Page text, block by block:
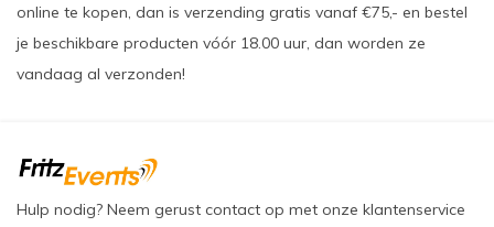
online te kopen, dan is verzending gratis vanaf €75,- en bestel
je beschikbare producten vóór 18.00 uur, dan worden ze
vandaag al verzonden!
Hulp nodig? Neem gerust contact op met onze klantenservice